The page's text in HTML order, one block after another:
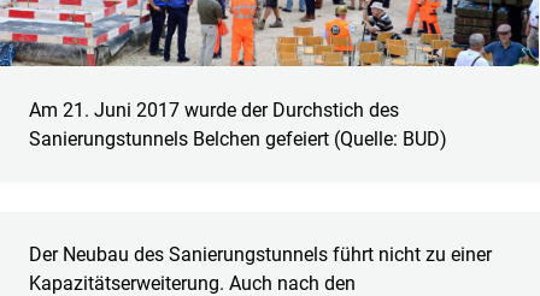
Am 21. Juni 2017 wurde der Durchstich des
Sanierungstunnels Belchen gefeiert (Quelle: BUD)
Der Neubau des Sanierungstunnels führt nicht zu einer
Kapazitätserweiterung. Auch nach den